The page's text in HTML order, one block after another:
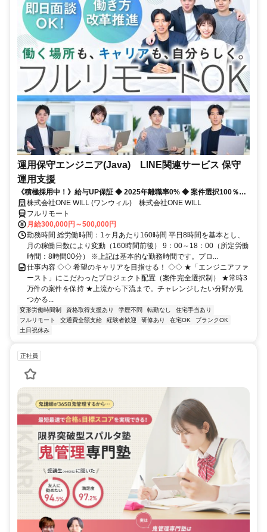
運用保守エンジニア(Java) LINE関連サービス 保守
運用支援
《積極採用中！》給与UP保証 ◆ 2025年離職率0% ◆ 案件選択100％！
◆ 平均残業7時間！
株式会社ONE WILL (ワンウィル) 株式会社ONE WILL
フルリモート
月給300,000円～500,000円
勤務時間 総労働時間：1ヶ月あたり160時間 平日8時間を基本とし、
月の稼働日数により変動（160時間前後） 9：00～18：00（所定労働
時間：8時間00分） ※上記は基本的な勤務時間です。プロ...
仕事内容 ◇◇ 希望のキャリアを目指せる！ ◇◇ ★「エンジニアファ
ースト」にこだわったプロジェクト配置（案件完全選択制） ★常時3
万件の案件を保持 ★上流から下流まで。チャレンジしたい分野が見
つかる...
変形労働時間制 資格取得支援あり 学歴不問 転勤なし
住宅手当あり
フルリモート
交通費全額支給 経験者歓迎 研修あり 在宅OK
ブランクOK
土日祝休み
正社員